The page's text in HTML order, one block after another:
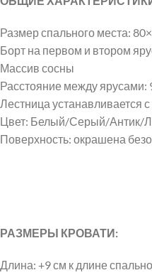
Размер спального места:
Борт на первом и втором
Массив сосны
Расстояние между ярусами:
Лестница устанавливается
Цвет: Белый/Серый/Антик/
Поверхность: окрашена
РАЗМЕРЫ КРОВАТИ:
Длина: +9 см к длине